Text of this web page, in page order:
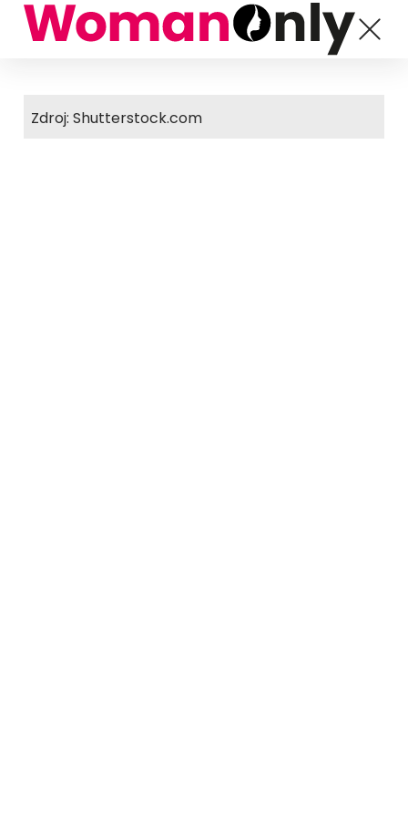
Zdroj: Shutterstock.com